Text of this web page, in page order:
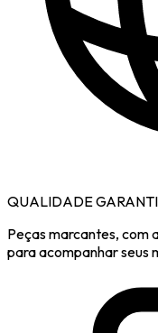
QUALIDADE
Peças marcantes, com
para acompanhar seus